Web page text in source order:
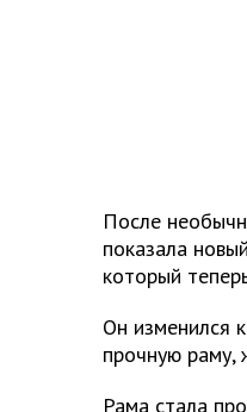
После
показала
который
Он изменился
прочную раму,
Рама стала